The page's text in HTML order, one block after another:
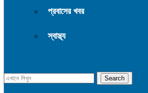
প্রবাসের খবর
স্বাস্থ্য